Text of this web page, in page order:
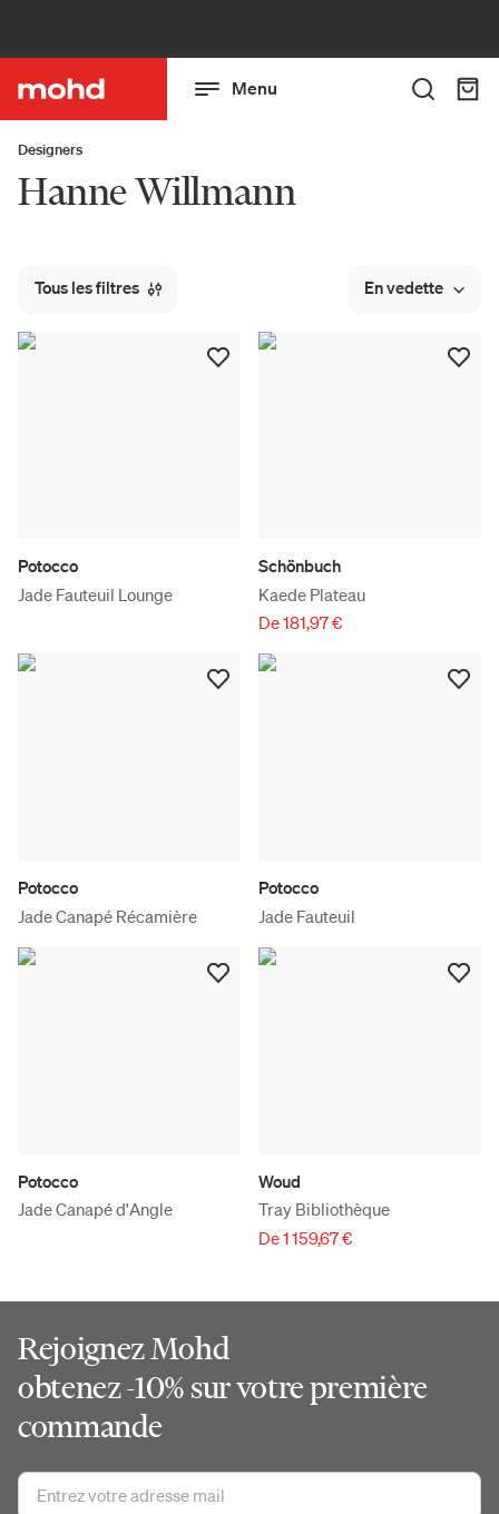
Menu
Designers
Hanne Willmann
Tous les filtres En vedette
Potocco
Jade Fauteuil Lounge
Schönbuch
Kaede Plateau
De 181,97 €
Potocco
Jade Canapé Récamière
Potocco
Jade Fauteuil
Potocco
Jade Canapé d'Angle
Woud
Tray Bibliothèque
De 1 159,67 €
Rejoignez Mohd
obtenez -10% sur votre première
commande